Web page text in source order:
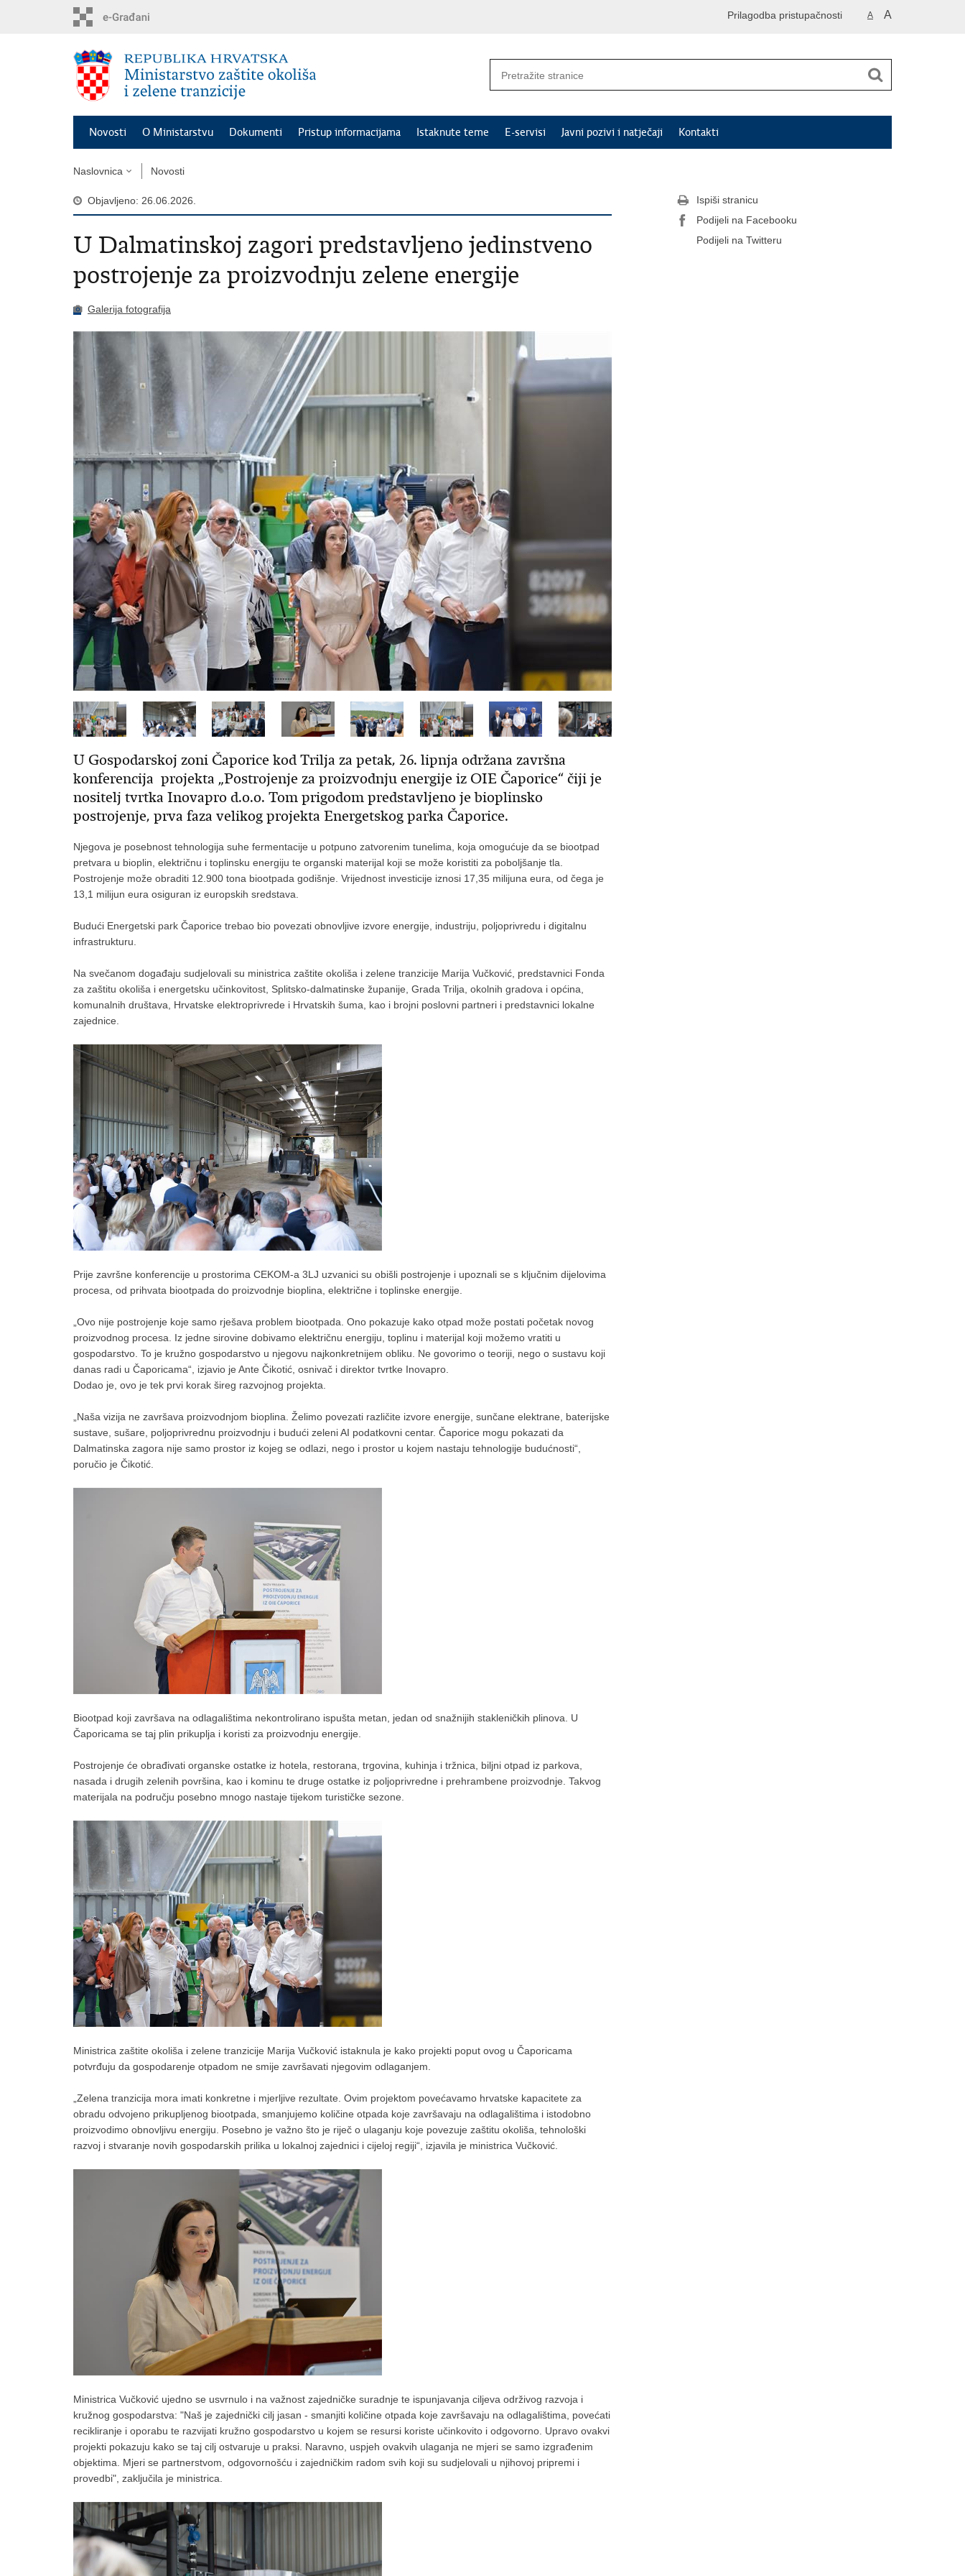
A A
Prilagodba pristupačnosti
Novosti O Ministarstvu Dokumenti Pristup informacijama Istaknute teme E-servisi Javni pozivi i natječaji Kontakti
Naslovnica Novosti
Objavljeno: 26.06.2026.
U Dalmatinskoj zagori predstavljeno jedinstveno
postrojenje za proizvodnju zelene energije
Galerija fotografija
U Gospodarskoj zoni Čaporice kod Trilja za petak, 26. lipnja održana završna
konferencija projekta „Postrojenje za proizvodnju energije iz OIE Čaporice“ čiji je
nositelj tvrtka Inovapro d.o.o. Tom prigodom predstavljeno je bioplinsko
postrojenje, prva faza velikog projekta Energetskog parka Čaporice.
Njegova je posebnost tehnologija suhe fermentacije u potpuno zatvorenim tunelima, koja omogućuje da se biootpad
pretvara u bioplin, električnu i toplinsku energiju te organski materijal koji se može koristiti za poboljšanje tla.
Postrojenje može obraditi 12.900 tona biootpada godišnje. Vrijednost investicije iznosi 17,35 milijuna eura, od čega je
13,1 milijun eura osiguran iz europskih sredstava.
Budući Energetski park Čaporice trebao bio povezati obnovljive izvore energije, industriju, poljoprivredu i digitalnu
infrastrukturu.
Na svečanom događaju sudjelovali su ministrica zaštite okoliša i zelene tranzicije Marija Vučković, predstavnici Fonda
za zaštitu okoliša i energetsku učinkovitost, Splitsko-dalmatinske županije, Grada Trilja, okolnih gradova i općina,
komunalnih društava, Hrvatske elektroprivrede i Hrvatskih šuma, kao i brojni poslovni partneri i predstavnici lokalne
zajednice.
Prije završne konferencije u prostorima CEKOM-a 3LJ uzvanici su obišli postrojenje i upoznali se s ključnim dijelovima
procesa, od prihvata biootpada do proizvodnje bioplina, električne i toplinske energije.
„Ovo nije postrojenje koje samo rješava problem biootpada. Ono pokazuje kako otpad može postati početak novog
proizvodnog procesa. Iz jedne sirovine dobivamo električnu energiju, toplinu i materijal koji možemo vratiti u
gospodarstvo. To je kružno gospodarstvo u njegovu najkonkretnijem obliku. Ne govorimo o teoriji, nego o sustavu koji
danas radi u Čaporicama“, izjavio je Ante Čikotić, osnivač i direktor tvrtke Inovapro.
Dodao je, ovo je tek prvi korak šireg razvojnog projekta.
„Naša vizija ne završava proizvodnjom bioplina. Želimo povezati različite izvore energije, sunčane elektrane, baterijske
sustave, sušare, poljoprivrednu proizvodnju i budući zeleni AI podatkovni centar. Čaporice mogu pokazati da
Dalmatinska zagora nije samo prostor iz kojeg se odlazi, nego i prostor u kojem nastaju tehnologije budućnosti“,
poručio je Čikotić.
Biootpad koji završava na odlagalištima nekontrolirano ispušta metan, jedan od snažnijih stakleničkih plinova. U
Čaporicama se taj plin prikuplja i koristi za proizvodnju energije.
Postrojenje će obrađivati organske ostatke iz hotela, restorana, trgovina, kuhinja i tržnica, biljni otpad iz parkova,
nasada i drugih zelenih površina, kao i kominu te druge ostatke iz poljoprivredne i prehrambene proizvodnje. Takvog
materijala na području posebno mnogo nastaje tijekom turističke sezone.
Ministrica zaštite okoliša i zelene tranzicije Marija Vučković istaknula je kako projekti poput ovog u Čaporicama
potvrđuju da gospodarenje otpadom ne smije završavati njegovim odlaganjem.
„Zelena tranzicija mora imati konkretne i mjerljive rezultate. Ovim projektom povećavamo hrvatske kapacitete za
obradu odvojeno prikupljenog biootpada, smanjujemo količine otpada koje završavaju na odlagalištima i istodobno
proizvodimo obnovljivu energiju. Posebno je važno što je riječ o ulaganju koje povezuje zaštitu okoliša, tehnološki
razvoj i stvaranje novih gospodarskih prilika u lokalnoj zajednici i cijeloj regiji“, izjavila je ministrica Vučković.
Ministrica Vučković ujedno se usvrnulo i na važnost zajedničke suradnje te ispunjavanja ciljeva održivog razvoja i
kružnog gospodarstva: "Naš je zajednički cilj jasan - smanjiti količine otpada koje završavaju na odlagalištima, povećati
recikliranje i oporabu te razvijati kružno gospodarstvo u kojem se resursi koriste učinkovito i odgovorno. Upravo ovakvi
projekti pokazuju kako se taj cilj ostvaruje u praksi. Naravno, uspjeh ovakvih ulaganja ne mjeri se samo izgrađenim
objektima. Mjeri se partnerstvom, odgovornošću i zajedničkim radom svih koji su sudjelovali u njihovoj pripremi i
provedbi", zaključila je ministrica.
Ispiši stranicu
Podijeli na Facebooku
Podijeli na Twitteru